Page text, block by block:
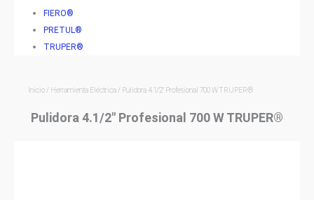
FIERO®
PRETUL®
TRUPER®
Inicio / Herramienta Eléctrica / Pulidora 4.1/2″ Profesional 700 W TRUPER®
Pulidora 4.1/2″ Profesional 700 W TRUPER®